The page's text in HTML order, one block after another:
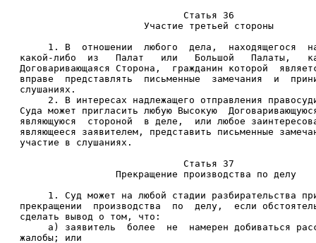
                             Статья 36
                      Участие третьей стороны
1. В  отношении  любого  дела,  находящегося
какой-либо  из   Палат   или   Большой   Палаты,
Договаривающаяся Сторона,  гражданин которой
вправе  представлять  письменные  замечания  и
слушаниях.
2. В интересах надлежащего отправления
Суда может пригласить любую Высокую
являющуюся  стороной  в деле,  или любое
являющееся заявителем, представить письменные
участие в слушаниях.
                             Статья 37
                 Прекращение производства по делу
1. Суд может на любой стадии разбирательства
прекращении  производства  по  делу,  если
сделать вывод о том, что:
a) заявитель  более  не  намерен добиваться
жалобы; или